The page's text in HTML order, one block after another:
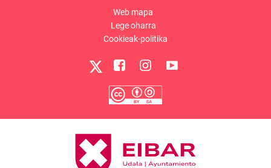
Web mapa
Lege oharra
Cookieak-politika